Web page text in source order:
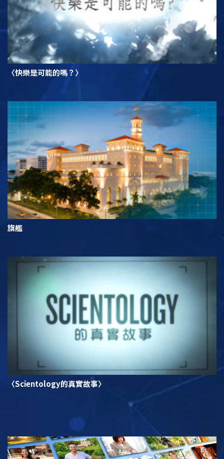
〈快樂是可能的嗎？〉
旗艦
〈Scientology的真實故事〉